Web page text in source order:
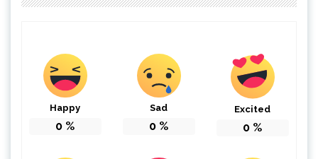
Happy
0 %
Sad
0 %
Excited
0 %